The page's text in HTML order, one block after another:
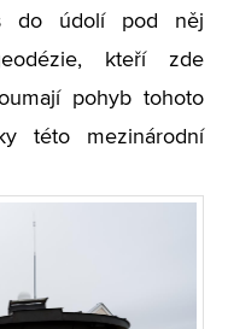
do údolí pod něj
kteří zde
pohyb tohoto
této mezinárodní